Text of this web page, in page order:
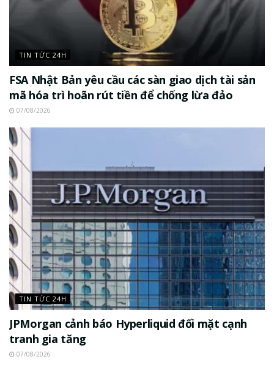
TIN TỨC 24H
FSA Nhật Bản yêu cầu các sàn giao dịch tài sản
mã hóa trì hoãn rút tiền để chống lừa đảo
07/08/2026
TIN TỨC 24H
JPMorgan cảnh báo Hyperliquid đối mặt cạnh
tranh gia tăng
07/08/2026